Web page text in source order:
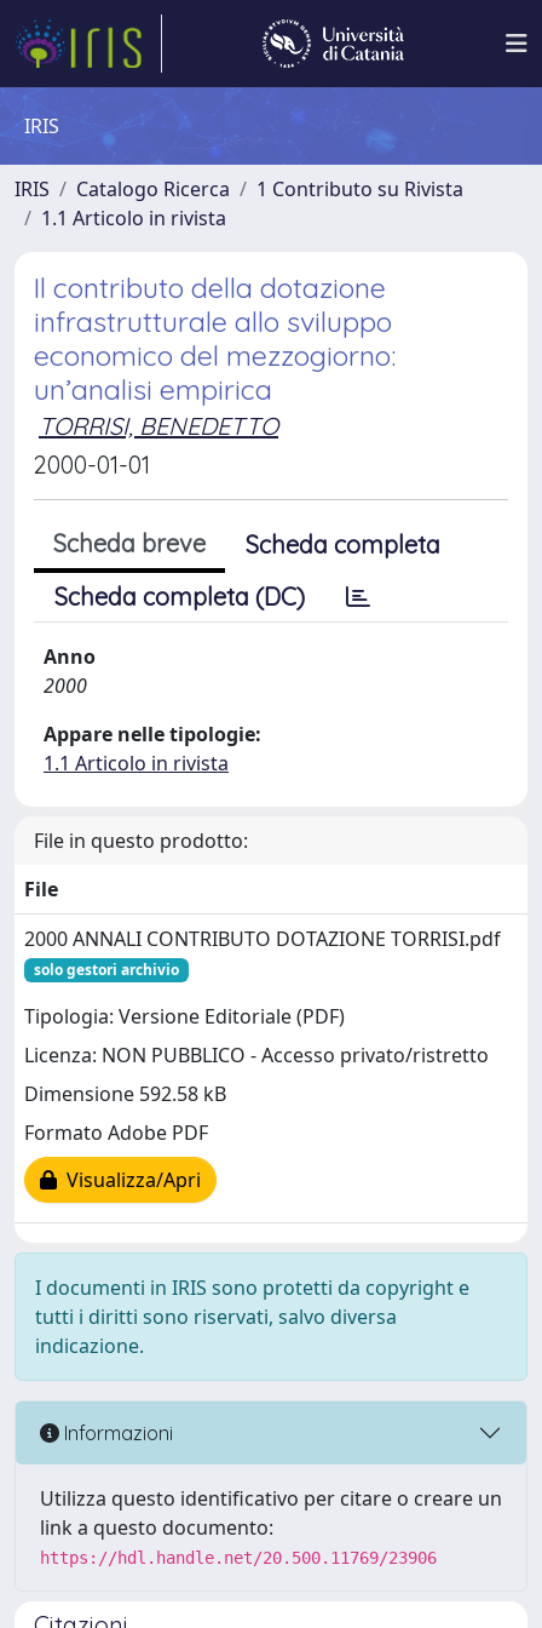
IRIS
IRIS Catalogo Ricerca
1 Contributo su Rivista
1.1 Articolo in rivista
Il contributo della dotazione
infrastrutturale allo sviluppo
economico del mezzogiorno:
un’analisi empirica
TORRISI, BENEDETTO
2000-01-01
Scheda breve
Scheda completa
Scheda completa (DC)
Anno
2000
Appare nelle tipologie:
1.1 Articolo in rivista
File in questo prodotto:
File
2000 ANNALI CONTRIBUTO DOTAZIONE TORRISI.pdf
solo gestori archivio
Tipologia: Versione Editoriale (PDF)
Licenza: NON PUBBLICO - Accesso privato/ristretto
Dimensione 592.58 kB
Formato Adobe PDF
Visualizza/Apri
I documenti in IRIS sono protetti da copyright e
tutti i diritti sono riservati, salvo diversa
indicazione.
Informazioni
Utilizza questo identificativo per citare o creare un
link a questo documento:
https://hdl.handle.net/20.500.11769/23906